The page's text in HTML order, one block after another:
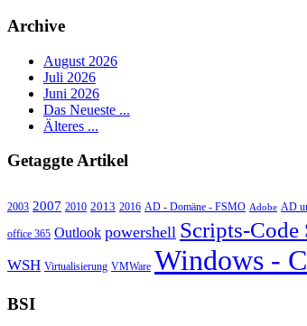
Archive
August 2026
Juli 2026
Juni 2026
Das Neueste ...
Älteres ...
Getaggte Artikel
2003 2007 2010 2013 2016 AD - Domäne - FSMO Adobe AD
office 365 Outlook powershell Scripts-Code
WSH Virtualisierung VMWare Windows -
BSI